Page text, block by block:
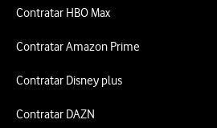
Contratar HBO Max
Contratar Amazon Prime
Contratar Disney plus
Contratar DAZN